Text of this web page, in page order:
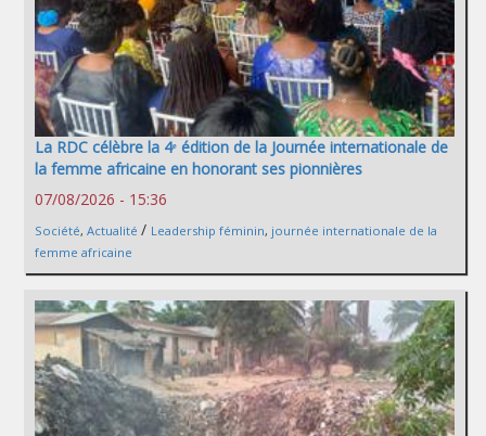
La RDC célèbre la 4ᵉ édition de la Journée internationale de
la femme africaine en honorant ses pionnières
07/08/2026 - 15:36
Société, Actualité / Leadership féminin, journée internationale de la
femme africaine